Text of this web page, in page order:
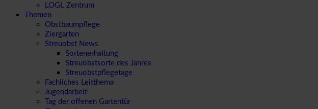
LOGL Zentrum
Themen
Obstbaumpflege
Ziergarten
Streuobst News
Sortenerhaltung
Streuobstsorte des Jahres
Streuobstpflegetage
Fachliches Leitthema
Jugendarbeit
Tag der offenen Gartentür